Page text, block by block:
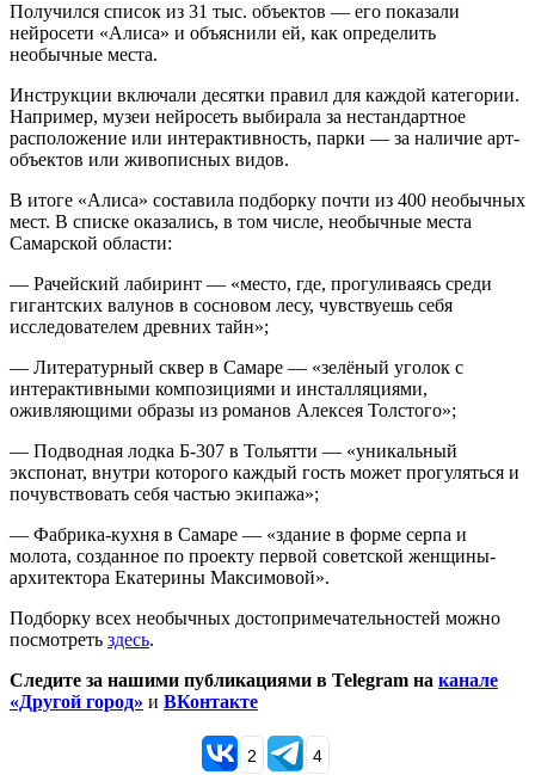
Получился список из 31 тыс. объектов — его показали
нейросети «Алиса» и объяснили ей, как определить
необычные места.
Инструкции включали десятки правил для каждой категории.
Например, музеи нейросеть выбирала за нестандартное
расположение или интерактивность, парки — за наличие арт-
объектов или живописных видов.
В итоге «Алиса» составила подборку почти из 400 необычных
мест. В списке оказались, в том числе, необычные места
Самарской области:
— Рачейский лабиринт — «место, где, прогуливаясь среди
гигантских валунов в сосновом лесу, чувствуешь себя
исследователем древних тайн»;
— Литературный сквер в Самаре — «зелёный уголок с
интерактивными композициями и инсталляциями,
оживляющими образы из романов Алексея Толстого»;
— Подводная лодка Б-307 в Тольятти — «уникальный
экспонат, внутри которого каждый гость может прогуляться и
почувствовать себя частью экипажа»;
— Фабрика-кухня в Самаре — «здание в форме серпа и
молота, созданное по проекту первой советской женщины-
архитектора Екатерины Максимовой».
Подборку всех необычных достопримечательностей можно
посмотреть здесь.
Следите за нашими публикациями в Telegram на канале
«Другой город» и ВКонтакте
2 4